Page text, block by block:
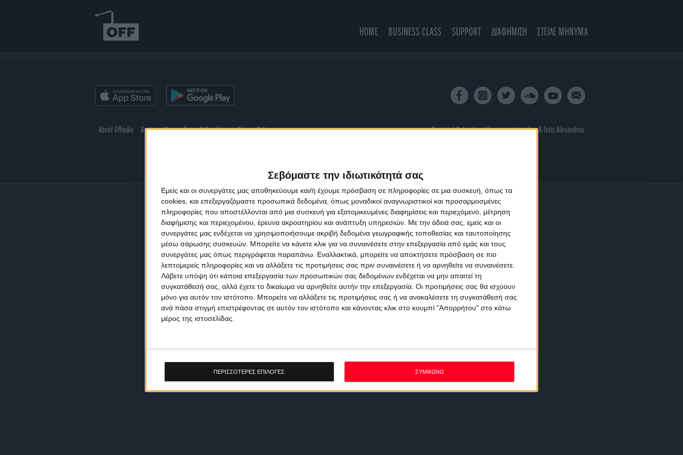
Σεβόμαστε την ιδιωτικότητά σας
Εμείς και οι συνεργάτες μας αποθηκεύουμε και/ή έχουμε πρόσβαση σε πληροφορίες σε μια συσκευή, όπως τα
cookies, και επεξεργαζόμαστε προσωπικά δεδομένα, όπως μοναδικοί αναγνωριστικοί και προσαρμοσμένες
πληροφορίες που αποστέλλονται από μια συσκευή για εξατομικευμένες διαφημίσεις και περιεχόμενο, μέτρηση
διαφήμισης και περιεχομένου, έρευνα ακροατηρίου και ανάπτυξη υπηρεσιών. Με την άδειά σας, εμείς και οι
συνεργάτες μας ενδέχεται να χρησιμοποιήσουμε ακριβή δεδομένα γεωγραφικής τοποθεσίας και ταυτοποίησης
μέσω σάρωσης συσκευών. Μπορείτε να κάνετε κλικ για να συναινέσετε στην επεξεργασία από εμάς και τους
συνεργάτες μας όπως περιγράφεται παραπάνω. Εναλλακτικά, μπορείτε να αποκτήσετε πρόσβαση σε πιο
λεπτομερείς πληροφορίες και να αλλάξετε τις προτιμήσεις σας πριν συναινέσετε ή να αρνηθείτε να συναινέσετε.
Λάβετε υπόψη ότι κάποια επεξεργασία των προσωπικών σας δεδομένων ενδέχεται να μην απαιτεί τη
συγκατάθεσή σας, αλλά έχετε το δικαίωμα να αρνηθείτε αυτήν την επεξεργασία. Οι προτιμήσεις σας θα ισχύουν
μόνο για αυτόν τον ιστότοπο. Μπορείτε να αλλάξετε τις προτιμήσεις σας ή να ανακαλέσετε τη συγκατάθεσή σας
ανά πάσα στιγμή επιστρέφοντας σε αυτόν τον ιστότοπο και κάνοντας κλικ στο κουμπί "Απορρήτου" στο κάτω
μέρος της ιστοσελίδας.
ΠΕΡΙΣΣΟΤΕΡΕΣ ΕΠΙΛΟΓΕΣ ΣΥΜΦΩΝΩ
HOME BUSINESS CLASS SUPPORT ΔΙΑΦΗΜΙΣΗ ΣΤΕΙΛΕ ΜΗΝΥΜΑ
About Offradio Business Class Terms & Conditions Privacy Policy Designed & developed byporcupine colors& Fotis Alexandrou